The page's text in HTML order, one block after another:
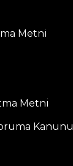
Metni
Metni
Kanunu